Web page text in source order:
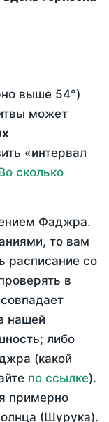
выше 54°)
может
«интервал
сколько
Фаджра.
то вам
расписание со
в
нашей
либо
(какой
по ссылке).
примерно
(Шурука).